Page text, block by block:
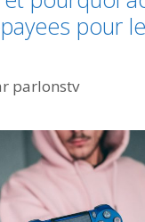
pour
parlonstv